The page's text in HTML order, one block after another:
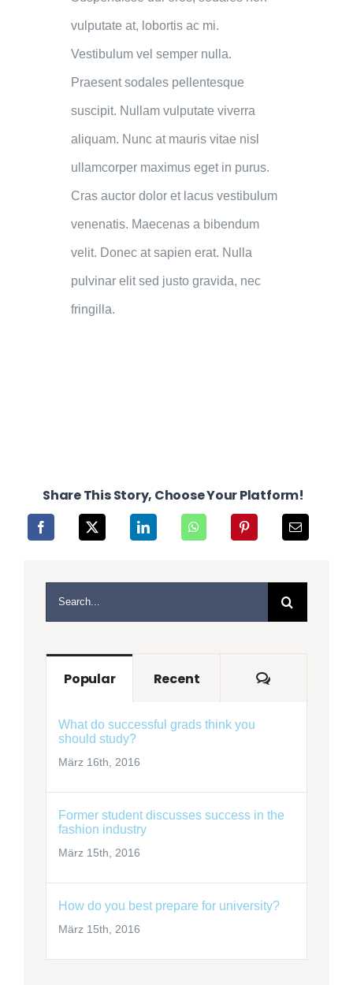
vulputate at, lobortis ac mi.
Vestibulum vel semper nulla.
Praesent sodales pellentesque
suscipit. Nullam vulputate viverra
aliquam. Nunc at mauris vitae nisl
ullamcorper maximus eget in purus.
Cras auctor dolor et lacus vestibulum
venenatis. Maecenas a bibendum
velit. Donec at sapien erat. Nulla
pulvinar elit sed justo gravida, nec
fringilla.
Share This Story, Choose Your Platform!
Search
for:
Popular Recent Comments
What do successful grads think you
should study?
März 16th, 2016
Former student discusses success in the
fashion industry
März 15th, 2016
How do you best prepare for university?
März 15th, 2016